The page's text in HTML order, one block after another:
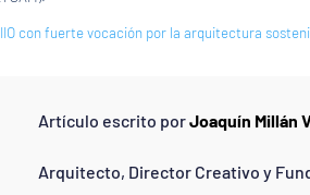
con fuerte vocación por la arquitectura
Artículo escrito porJoaquín Millán
Arquitecto, Director Creativo y